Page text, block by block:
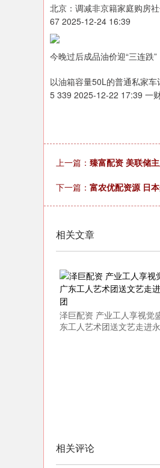
北京：调减非京籍家庭购房
67 2025-12-24 16:39
今晚过后成品油价迎“三连跌
以油箱容量50L的普通私家车
5 339 2025-12-22 17:39 一
上一篇： 臻富配资 美联储
下一篇： 富农优配资源 日
相关文章
泽巨配资 产业工人享视觉
东工人艺术团送文艺走进
相关评论